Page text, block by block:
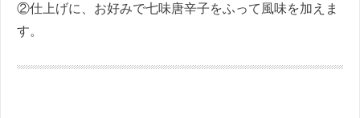
②仕上げに、お好みで七味唐辛子をふって風味を加えま
す。